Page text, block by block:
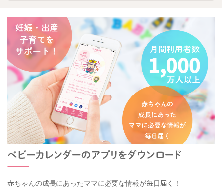
赤ちゃんの成長にあったママに必要な情報が毎日届く！